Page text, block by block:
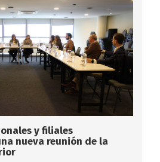
y filiales
nueva reunión de la